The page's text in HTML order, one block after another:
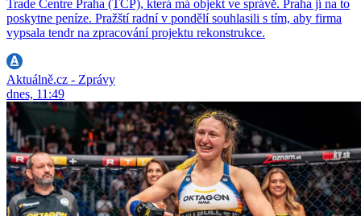
Trade Centre Praha (TCP), která má objekt ve správě. Praha jí na to
poskytne peníze. Pražští radní v pondělí souhlasili s tím, aby firma
vypsala tendr na zpracování projektu rekonstrukce.
Aktuálně.cz - Zprávy
dnes, 11:49